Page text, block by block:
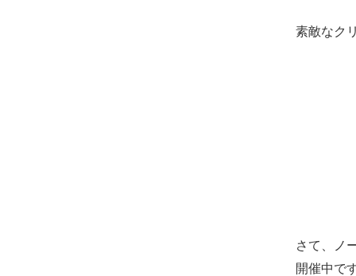
素敵なク
さて、ノ
開催中で